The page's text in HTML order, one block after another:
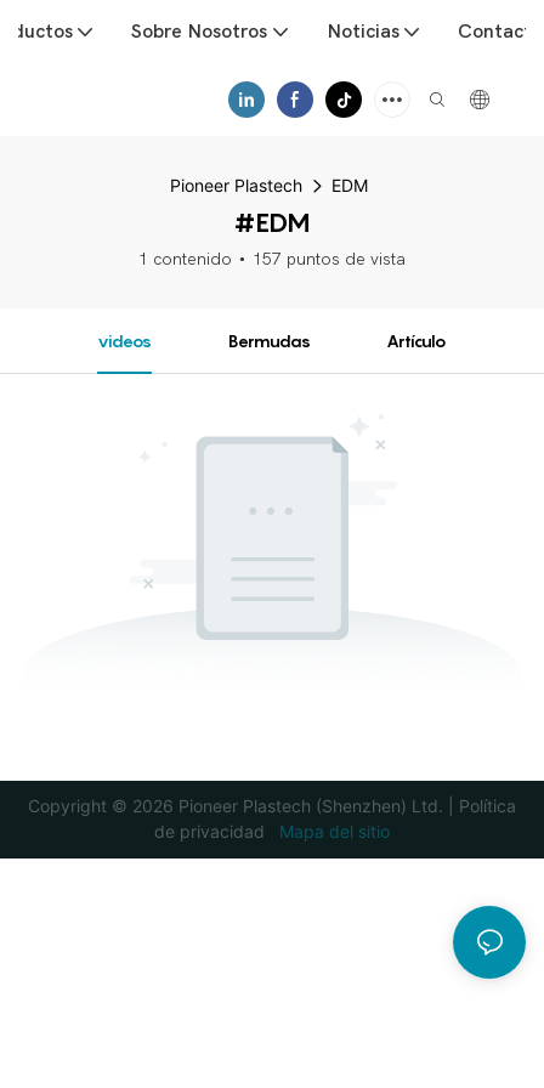
Sobre Nosotros Noticias
Pioneer Plastech EDM
#EDM
1 contenido 157 puntos de vista
videos Bermudas Artículo
Copyright © 2026 Pioneer Plastech (Shenzhen) Ltd. | Política
de privacidad
Mapa del sitio